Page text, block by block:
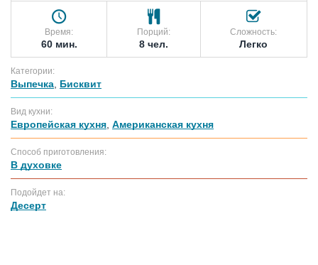
Время:
60 мин.
Порций:
8 чел.
Сложность:
Легко
Категории:
Выпечка Бисквит
Вид кухни:
Европейская кухня Американская кухня
Способ приготовления:
В духовке
Подойдет на:
Десерт